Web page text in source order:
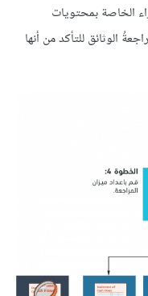
الخاصة بمحتويات
الوثائق للتأكد من أنها